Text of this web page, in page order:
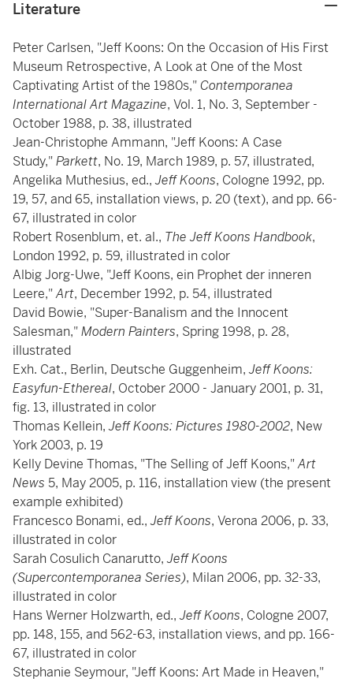
Literature
Peter Carlsen, "Jeff Koons: On the Occasion of His First
Museum Retrospective, A Look at One of the Most
Captivating Artist of the 1980s,"Contemporanea
International Art Magazine, Vol. 1, No. 3, September -
October 1988, p. 38, illustrated
Jean-Christophe Ammann, "Jeff Koons: A Case
Study,"Parkett, No. 19, March 1989, p. 57, illustrated,
Angelika Muthesius, ed.,Jeff Koons, Cologne 1992, pp.
19, 57, and 65, installation views, p. 20 (text), and pp. 66-
67, illustrated in color
Robert Rosenblum, et. al., The Jeff Koons Handbook,
London 1992, p. 59, illustrated in color
Albig Jorg-Uwe, "Jeff Koons, ein Prophet der inneren
Leere,"Art, December 1992, p. 54, illustrated
David Bowie, "Super-Banalism and the Innocent
Salesman,"Modern Painters, Spring 1998, p. 28,
illustrated
Exh. Cat., Berlin, Deutsche Guggenheim,Jeff Koons:
Easyfun-Ethereal, October 2000 - January 2001, p. 31,
fig. 13, illustrated in color
Thomas Kellein,Jeff Koons: Pictures 1980-2002, New
York 2003, p. 19
Kelly Devine Thomas, "The Selling of Jeff Koons,"Art
News 5, May 2005, p. 116, installation view (the present
example exhibited)
Francesco Bonami, ed.,Jeff Koons, Verona 2006, p. 33,
illustrated in color
Sarah Cosulich Canarutto,Jeff Koons
(Supercontemporanea Series), Milan 2006, pp. 32-33,
illustrated in color
Hans Werner Holzwarth, ed.,Jeff Koons, Cologne 2007,
pp. 148, 155, and 562-63, installation views, and pp. 166-
67, illustrated in color
Stephanie Seymour, "Jeff Koons: Art Made in Heaven,"